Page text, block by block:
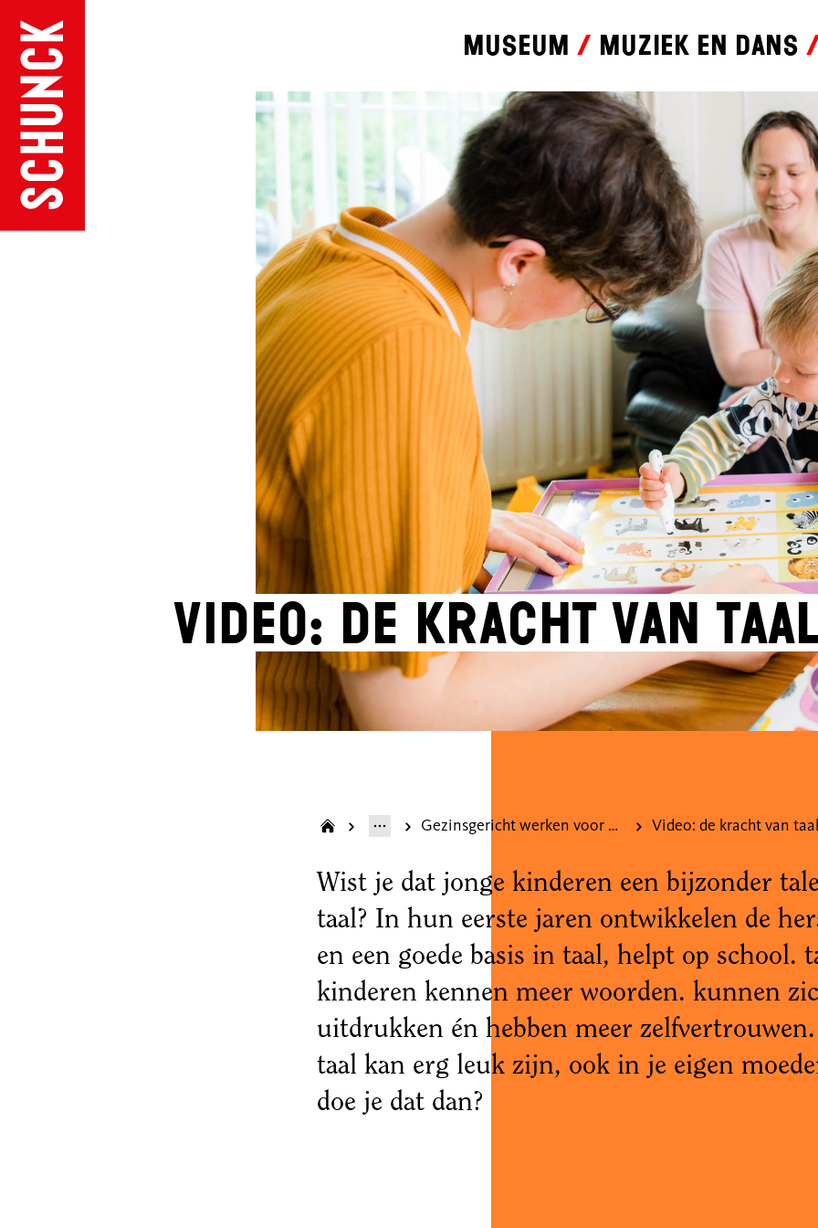
Museum Muziek en dans
Video: de kracht van taal
Gezinsgericht werken voor professionals Video: de kracht van taal
Wist je dat jonge kinderen een bijzonder
taal? In hun eerste jaren ontwikkelen de
en een goede basis in taal, helpt op school.
kinderen kennen meer woorden. kunnen
uitdrukken én hebben meer
taal kan erg leuk zijn, ook in je eigen
doe je dat dan?